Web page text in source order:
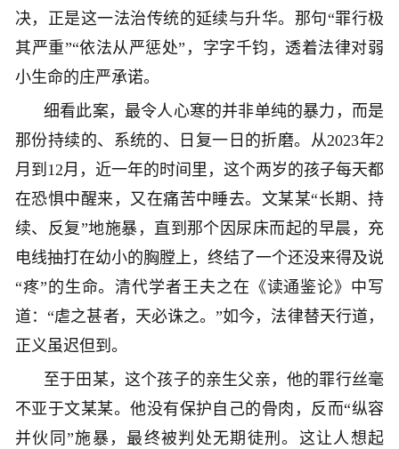
决，正是这一法治传统的延续与升华。那句“罪行极
其严重”“依法从严惩处”，字字千钧，透着法律对弱
小生命的庄严承诺。
细看此案，最令人心寒的并非单纯的暴力，而是
那份持续的、系统的、日复一日的折磨。从2023年2
月到12月，近一年的时间里，这个两岁的孩子每天都
在恐惧中醒来，又在痛苦中睡去。文某某“长期、持
续、反复”地施暴，直到那个因尿床而起的早晨，充
电线抽打在幼小的胸膛上，终结了一个还没来得及说
“疼”的生命。清代学者王夫之在《读通鉴论》中写
道：“虐之甚者，天必诛之。”如今，法律替天行道，
正义虽迟但到。
至于田某，这个孩子的亲生父亲，他的罪行丝毫
不亚于文某某。他没有保护自己的骨肉，反而“纵容
并伙同”施暴，最终被判处无期徒刑。这让人想起